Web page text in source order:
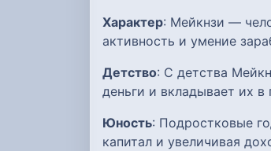
Характер: Мейкнзи —
активность и умение
Детство: С детства
деньги и вкладывает их
Юность: Подростковые
капитал и увеличивая